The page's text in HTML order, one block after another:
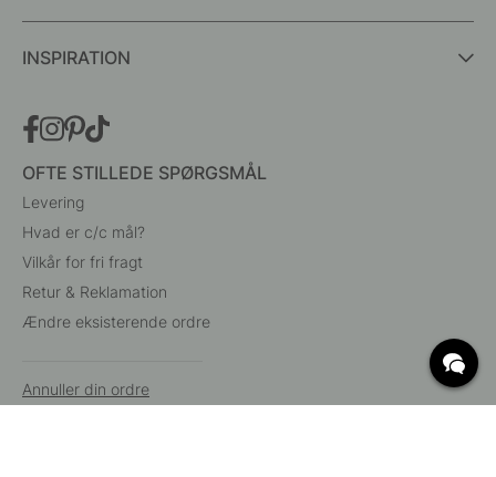
INSPIRATION
OFTE STILLEDE SPØRGSMÅL
Levering
Hvad er c/c mål?
Vilkår for fri fragt
Retur & Reklamation
Ændre eksisterende ordre
Annuller din ordre